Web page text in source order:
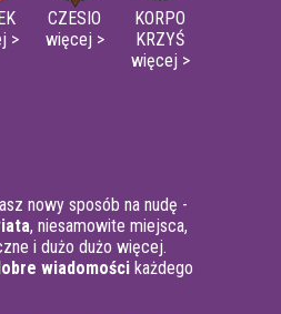
>
CZESIO
więcej >
KORPO
KRZYŚ
więcej >
nowy sposób na nudę -
, niesamowite miejsca,
i dużo dużo więcej.
wiadomości każdego